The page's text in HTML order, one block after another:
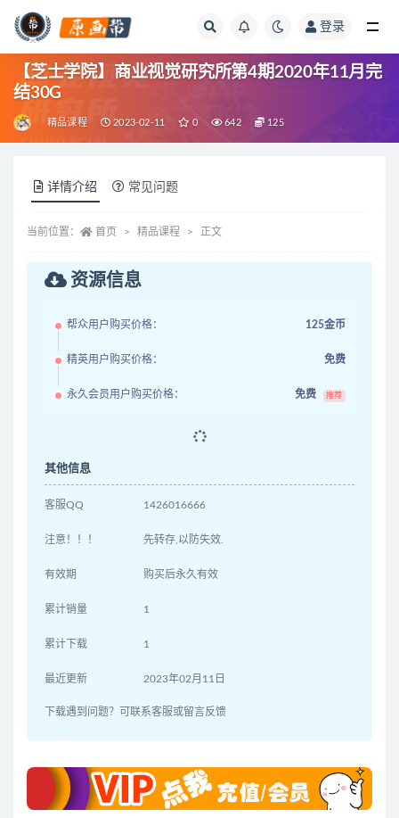
登录
【芝士学院】商业视觉研究所第4期2020年11月完
结30G
精品课程 2023-02-11 0 642 125
详情介绍 常见问题
当前位置： 首页 精品课程 正文
资源信息
帮众用户购买价格： 125金币
精英用户购买价格： 免费
永久会员用户购买价格： 免费 推荐
其他信息
客服QQ 1426016666
注意！！！ 先转存,以防失效.
有效期 购买后永久有效
累计销量 1
累计下载 1
最近更新 2023年02月11日
下载遇到问题？可联系客服或留言反馈